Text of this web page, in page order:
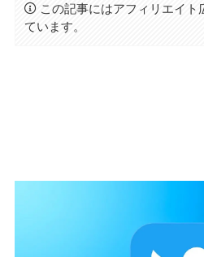
この記事にはアフィリエイ
ています。